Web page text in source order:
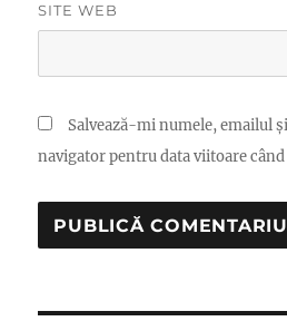
SITE WEB
Salvează-mi numele, emailul
navigator pentru data viitoare când